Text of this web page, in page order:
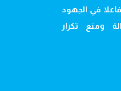
في الجهود
ومنع تكرار